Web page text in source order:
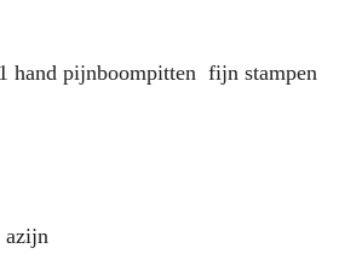
hand pijnboompitten fijn stampen
azijn